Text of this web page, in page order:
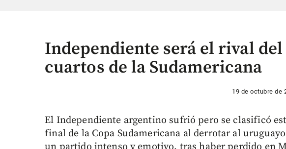
Independiente será el rival
cuartos de la Sudamericana
19 de octubre de
El Independiente argentino sufrió pero se clasificó
final de la Copa Sudamericana al derrotar al